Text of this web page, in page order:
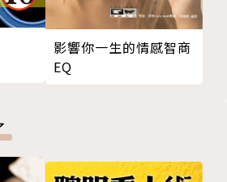
醫師對何權峰來說，行醫多年，醫
期在多種報章雜誌上撰述醫學專
病觀念的作法，已無法滿足他身為
，不只要擁有「健康的身體」，
老年人口的死亡率，但30至50歲
影響你一生的情感智商
EQ